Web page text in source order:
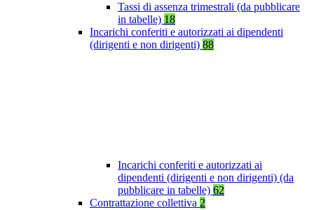
Tassi di assenza trimestrali (da pubblicare
in tabelle) 18
Incarichi conferiti e autorizzati ai dipendenti
(dirigenti e non dirigenti) 88
Incarichi conferiti e autorizzati ai
dipendenti (dirigenti e non dirigenti) (da
pubblicare in tabelle) 62
Contrattazione collettiva 2